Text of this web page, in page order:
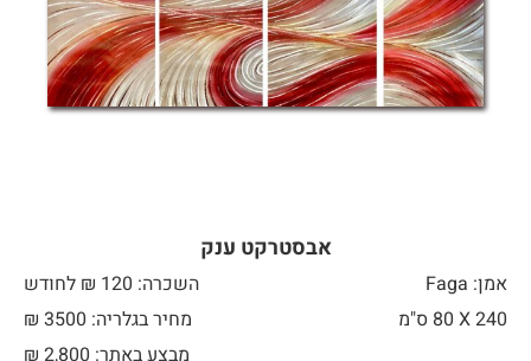
אבסטרקט ענק
אמן: Faga
השכרה: 120 ₪ לחודש
240 X
מחיר בגלריה: 3500 ₪
מבצע באתר:
₪ 2,800